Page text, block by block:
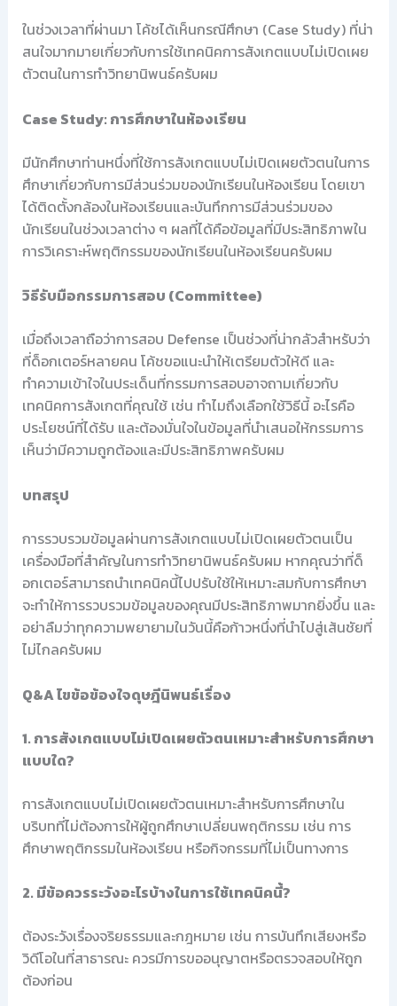
ในช่วงเวลาที่ผ่านมา โค้ชได้เห็นกรณีศึกษา (Case Study) ที่น่า
สนใจมากมายเกี่ยวกับการใช้เทคนิคการสังเกตแบบไม่เปิดเผย
ตัวตนในการทำวิทยานิพนธ์ครับผม
Case Study: การศึกษาในห้องเรียน
มีนักศึกษาท่านหนึ่งที่ใช้การสังเกตแบบไม่เปิดเผยตัวตนในการ
ศึกษาเกี่ยวกับการมีส่วนร่วมของนักเรียนในห้องเรียน โดยเขา
ได้ติดตั้งกล้องในห้องเรียนและบันทึกการมีส่วนร่วมของ
นักเรียนในช่วงเวลาต่าง ๆ ผลที่ได้คือข้อมูลที่มีประสิทธิภาพใน
การวิเคราะห์พฤติกรรมของนักเรียนในห้องเรียนครับผม
วิธีรับมือกรรมการสอบ (Committee)
เมื่อถึงเวลาถือว่าการสอบ Defense เป็นช่วงที่น่ากลัวสำหรับว่า
ที่ด็อกเตอร์หลายคน โค้ชขอแนะนำให้เตรียมตัวให้ดี และ
ทำความเข้าใจในประเด็นที่กรรมการสอบอาจถามเกี่ยวกับ
เทคนิคการสังเกตที่คุณใช้ เช่น ทำไมถึงเลือกใช้วิธีนี้ อะไรคือ
ประโยชน์ที่ได้รับ และต้องมั่นใจในข้อมูลที่นำเสนอให้กรรมการ
เห็นว่ามีความถูกต้องและมีประสิทธิภาพครับผม
บทสรุป
การรวบรวมข้อมูลผ่านการสังเกตแบบไม่เปิดเผยตัวตนเป็น
เครื่องมือที่สำคัญในการทำวิทยานิพนธ์ครับผม หากคุณว่าที่ด็
อกเตอร์สามารถนำเทคนิคนี้ไปปรับใช้ให้เหมาะสมกับการศึกษา
จะทำให้การรวบรวมข้อมูลของคุณมีประสิทธิภาพมากยิ่งขึ้น และ
อย่าลืมว่าทุกความพยายามในวันนี้คือก้าวหนึ่งที่นำไปสู่เส้นชัยที่
ไม่ไกลครับผม
Q&A ไขข้อข้องใจดุษฎีนิพนธ์เรื่อง
1. การสังเกตแบบไม่เปิดเผยตัวตนเหมาะสำหรับการศึกษา
แบบใด?
การสังเกตแบบไม่เปิดเผยตัวตนเหมาะสำหรับการศึกษาใน
บริบทที่ไม่ต้องการให้ผู้ถูกศึกษาเปลี่ยนพฤติกรรม เช่น การ
ศึกษาพฤติกรรมในห้องเรียน หรือกิจกรรมที่ไม่เป็นทางการ
2. มีข้อควรระวังอะไรบ้างในการใช้เทคนิคนี้?
ต้องระวังเรื่องจริยธรรมและกฎหมาย เช่น การบันทึกเสียงหรือ
วิดีโอในที่สาธารณะ ควรมีการขออนุญาตหรือตรวจสอบให้ถูก
ต้องก่อน